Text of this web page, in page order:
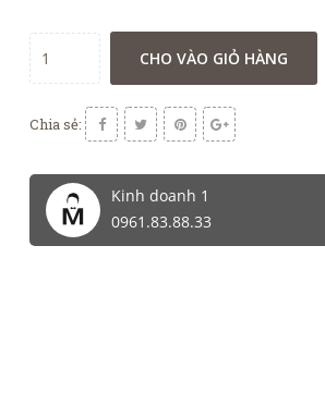
CHO VÀO GIỎ HÀNG
Chia sẻ:
Kinh doanh 1
0961.83.88.33